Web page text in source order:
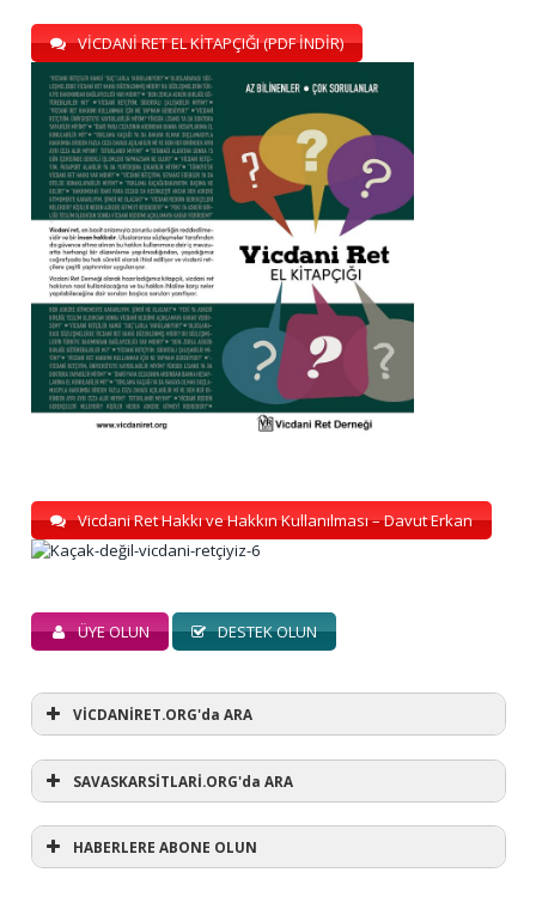
VİCDANİ RET EL KİTAPÇIĞI (PDF İNDİR)
Vicdani Ret Hakkı ve Hakkın Kullanılması – Davut Erkan
ÜYE OLUN DESTEK OLUN
VİCDANİRET.ORG'da ARA
SAVASKARSİTLARİ.ORG'da ARA
HABERLERE ABONE OLUN